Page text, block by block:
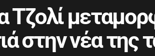
Τζολί
στην νέα της